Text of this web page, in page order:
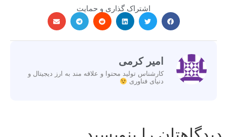
اشتراک گذاری و حمایت
امیر کرمی
کارشناس تولید محتوا و علاقه مند به ارز دیجیتال و
دنیای فناوری